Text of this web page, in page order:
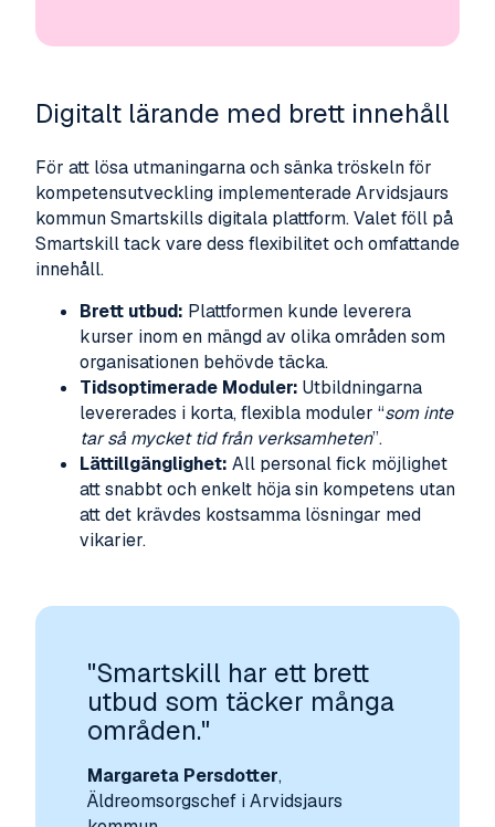
Digitalt lärande med brett innehåll
För att lösa utmaningarna och sänka tröskeln för
kompetensutveckling implementerade Arvidsjaurs
kommun Smartskills digitala plattform. Valet föll på
Smartskill tack vare dess flexibilitet och omfattande
innehåll.
Brett utbud: Plattformen kunde leverera
kurser inom en mängd av olika områden som
organisationen behövde täcka.
Tidsoptimerade Moduler: Utbildningarna
levererades i korta, flexibla moduler “som inte
tar så mycket tid från verksamheten”.
Lättillgänglighet: All personal fick möjlighet
att snabbt och enkelt höja sin kompetens utan
att det krävdes kostsamma lösningar med
vikarier.
"Smartskill har ett brett
utbud som täcker många
områden."
Margareta Persdotter,
Äldreomsorgschef i Arvidsjaurs